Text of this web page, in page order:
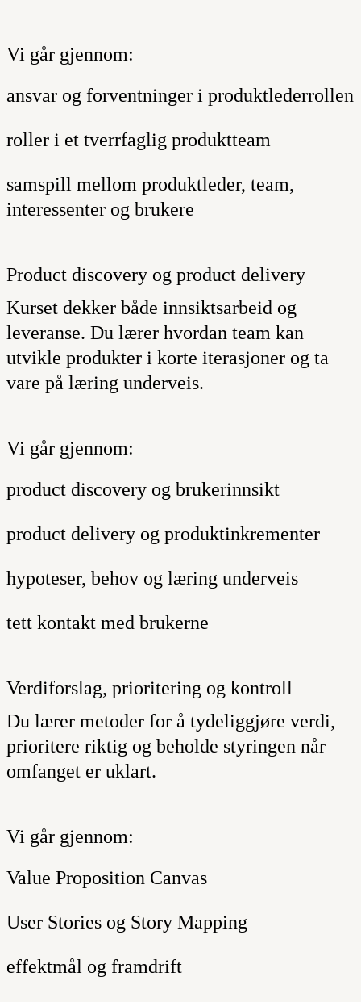
Vi går gjennom:
ansvar og forventninger i produktlederrollen
roller i et tverrfaglig produktteam
samspill mellom produktleder, team,
interessenter og brukere
Product discovery og product delivery
Kurset dekker både innsiktsarbeid og
leveranse. Du lærer hvordan team kan
utvikle produkter i korte iterasjoner og ta
vare på læring underveis.
Vi går gjennom:
product discovery og brukerinnsikt
product delivery og produktinkrementer
hypoteser, behov og læring underveis
tett kontakt med brukerne
Verdiforslag, prioritering og kontroll
Du lærer metoder for å tydeliggjøre verdi,
prioritere riktig og beholde styringen når
omfanget er uklart.
Vi går gjennom:
Value Proposition Canvas
User Stories og Story Mapping
effektmål og framdrift